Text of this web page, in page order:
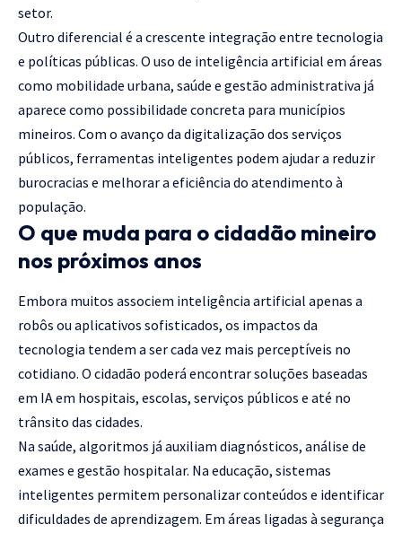
setor.
Outro diferencial é a crescente integração entre tecnologia
e políticas públicas. O uso de inteligência artificial em áreas
como mobilidade urbana, saúde e gestão administrativa já
aparece como possibilidade concreta para municípios
mineiros. Com o avanço da digitalização dos serviços
públicos, ferramentas inteligentes podem ajudar a reduzir
burocracias e melhorar a eficiência do atendimento à
população.
O que muda para o cidadão mineiro
nos próximos anos
Embora muitos associem inteligência artificial apenas a
robôs ou aplicativos sofisticados, os impactos da
tecnologia tendem a ser cada vez mais perceptíveis no
cotidiano. O cidadão poderá encontrar soluções baseadas
em IA em hospitais, escolas, serviços públicos e até no
trânsito das cidades.
Na saúde, algoritmos já auxiliam diagnósticos, análise de
exames e gestão hospitalar. Na educação, sistemas
inteligentes permitem personalizar conteúdos e identificar
dificuldades de aprendizagem. Em áreas ligadas à segurança